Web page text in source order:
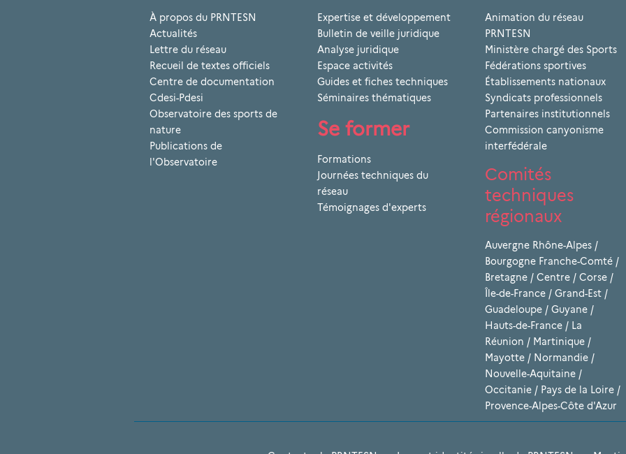
À propos du PRNTESN
Actualités
Lettre du réseau
Recueil de textes officiels
Centre de documentation
Cdesi-Pdesi
Observatoire des sports de
nature
Publications de
l'Observatoire
Expertise et développement
Bulletin de veille juridique
Analyse juridique
Espace activités
Guides et fiches techniques
Séminaires thématiques
Se former
Formations
Journées techniques du
réseau
Témoignages d'experts
Animation du réseau
PRNTESN
Ministère chargé des Sports
Fédérations sportives
Établissements nationaux
Syndicats professionnels
Partenaires institutionnels
Commission canyonisme
interfédérale
Comités
techniques
régionaux
Auvergne Rhône-Alpes /
Bourgogne Franche-Comté /
Bretagne / Centre / Corse /
Île-de-France / Grand-Est /
Guadeloupe / Guyane /
Hauts-de-France / La
Réunion / Martinique /
Mayotte / Normandie /
Nouvelle-Aquitaine /
Occitanie / Pays de la Loire /
Provence-Alpes-Côte d'Azur